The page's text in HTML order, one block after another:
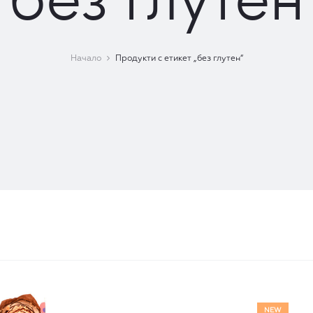
Начало Продукти с етикет „без глутен“
NEW